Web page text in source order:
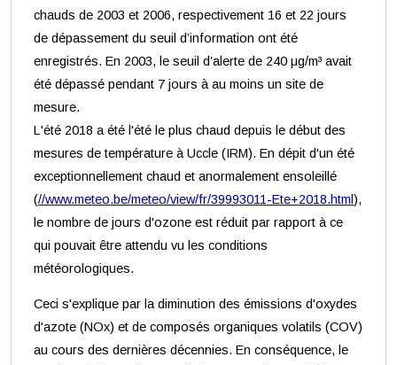
chauds de 2003 et 2006, respectivement 16 et 22 jours
de dépassement du seuil d’information ont été
enregistrés. En 2003, le seuil d’alerte de 240 μg/m³ avait
été dépassé pendant 7 jours à au moins un site de
mesure.
L'été 2018 a été l'été le plus chaud depuis le début des
mesures de température à Uccle (IRM). En dépit d'un été
exceptionnellement chaud et anormalement ensoleillé
(//www.meteo.be/meteo/view/fr/39993011-Ete+2018.html),
le nombre de jours d'ozone est réduit par rapport à ce
qui pouvait être attendu vu les conditions
météorologiques.
Ceci s'explique par la diminution des émissions d'oxydes
d'azote (NOx) et de composés organiques volatils (COV)
au cours des dernières décennies. En conséquence, le